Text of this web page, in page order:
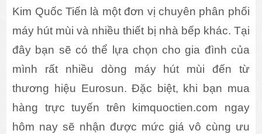
Kim Quốc Tiến là một đơn vị chuyên phân phối
máy hút mùi và nhiều thiết bị nhà bếp khác. Tại
đây bạn sẽ có thể lựa chọn cho gia đình của
mình rất nhiều dòng máy hút mùi đến từ
thương hiệu Eurosun. Đặc biệt, khi bạn mua
hàng trực tuyến trên kimquoctien.com ngay
hôm nay sẽ nhận được mức giá vô cùng ưu